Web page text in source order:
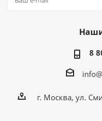
8
г. Москва, ул.